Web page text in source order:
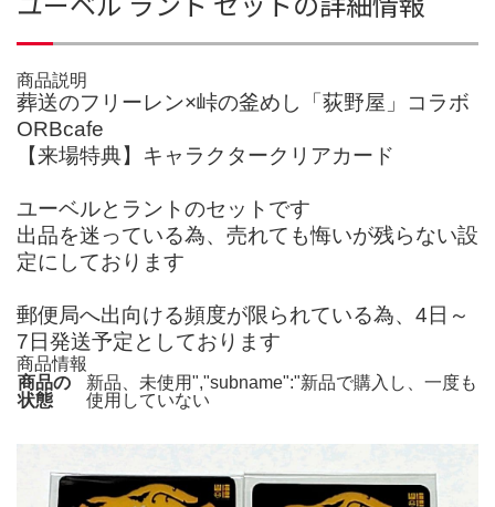
商品説明
葬送のフリーレン×峠の釜めし「荻野屋」コラボ
ORBcafe
【来場特典】キャラクタークリアカード
ユーベルとラントのセットです
出品を迷っている為、売れても悔いが残らない設
定にしております
郵便局へ出向ける頻度が限られている為、4日～
7日発送予定としております
商品情報
商品の
状態
新品、未使用","subname":"新品で購入し、一度も
使用していない